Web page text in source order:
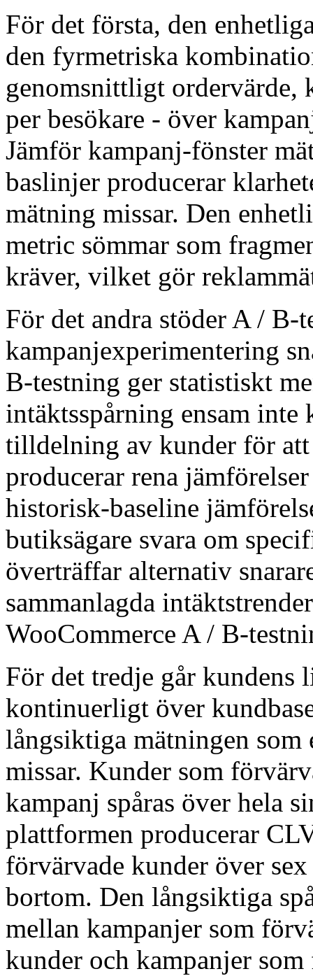
För det första, den
den fyrmetriska
genomsnittligt ordervärde,
per besökare - över
Jämför kampanj-fönster
baslinjer producerar
mätning missar. Den
metric sömmar som
kräver, vilket gör
För det andra stöder A / B-
kampanjexperimentering
B-testning ger statistiskt
intäktsspårning ensam inte
tilldelning av kunder för
producerar rena
historisk-baseline
butiksägare svara om
överträffar alternativ
sammanlagda
WooCommerce A / B-
För det tredje går kundens
kontinuerligt över
långsiktiga mätningen
missar. Kunder som
kampanj spåras över hela
plattformen producerar
förvärvade kunder över
bortom. Den långsiktiga
mellan kampanjer som
kunder och kampanjer